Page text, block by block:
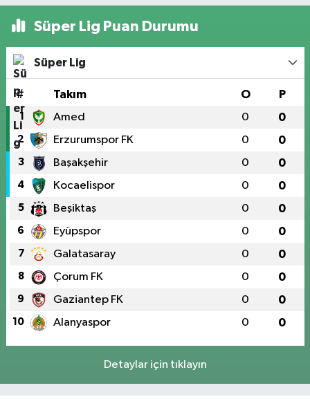
Süper Lig Puan Durumu
Süper Lig
# Takım O P
1 Amed 0 0
2 Erzurumspor FK 0 0
3 Başakşehir 0 0
4 Kocaelispor 0 0
5 Beşiktaş 0 0
6 Eyüpspor 0 0
7 Galatasaray 0 0
8 Çorum FK 0 0
9 Gaziantep FK 0 0
10 Alanyaspor 0 0
Detaylar için tıklayın